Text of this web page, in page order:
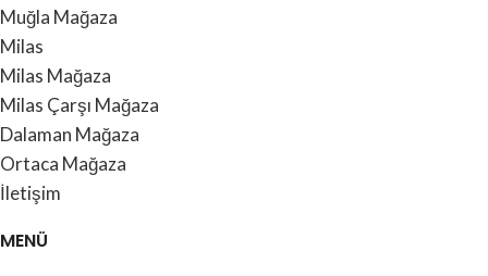
Muğla Mağaza
Milas
Milas Mağaza
Milas Çarşı Mağaza
Dalaman Mağaza
Ortaca Mağaza
İletişim
MENÜ